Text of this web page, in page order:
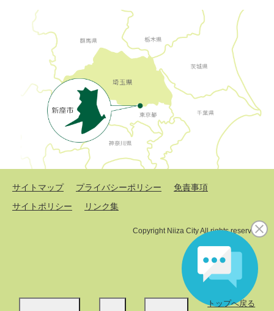
トップへ戻る
サイトマップ プライバシーポリシー
免責事項
サイトポリシー
リンク集
Copyright Niiza City All rights reserved.